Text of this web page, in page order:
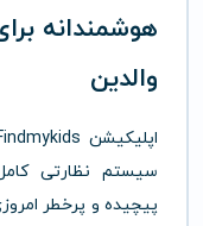
هوشمندانه
والدین
سیستم نظارتی
پیچیده و پرخطر